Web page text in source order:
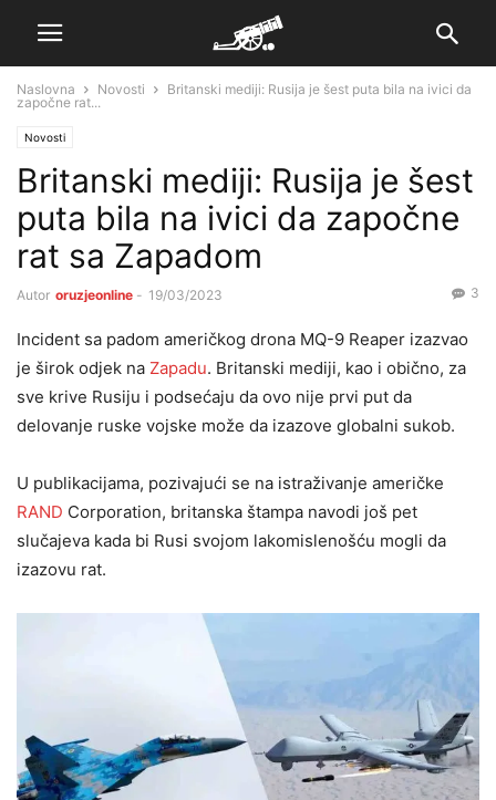
Naslovna Novosti
Britanski mediji: Rusija je šest puta bila na ivici da
započne rat...
Novosti
Britanski mediji: Rusija je šest
puta bila na ivici da započne
rat sa Zapadom
Autor oruzjeonline - 19/03/2023 3
Incident sa padom američkog drona MQ-9 Reaper izazvao
je širok odjek na Zapadu. Britanski mediji, kao i obično, za
sve krive Rusiju i podsećaju da ovo nije prvi put da
delovanje ruske vojske može da izazove globalni sukob.
U publikacijama, pozivajući se na istraživanje američke
RAND Corporation, britanska štampa navodi još pet
slučajeva kada bi Rusi svojom lakomislenošću mogli da
izazovu rat.